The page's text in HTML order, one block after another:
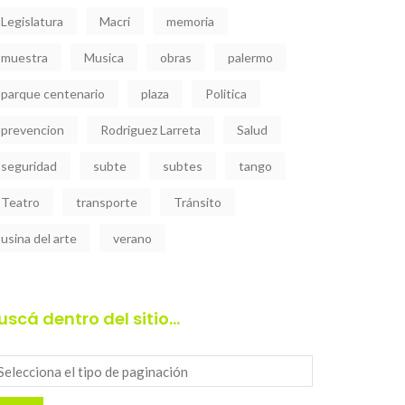
Legislatura Macri memoria
muestra Musica obras palermo
parque centenario plaza Politica
prevencion Rodriguez Larreta Salud
seguridad subte subtes tango
Teatro transporte Tránsito
usina del arte verano
dentro del sitio…